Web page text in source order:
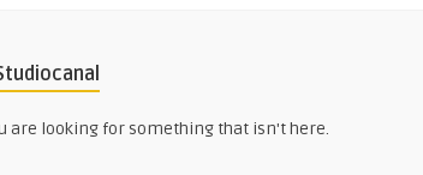
are looking for something that isn't here.